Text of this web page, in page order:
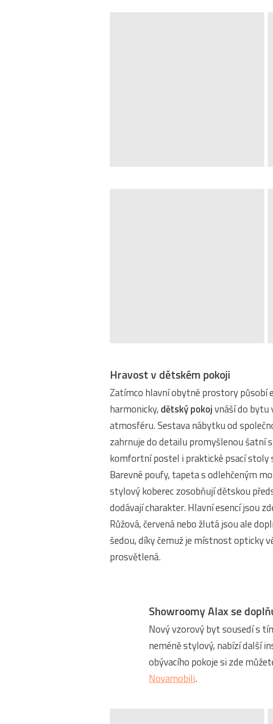
Hravost v dětském pokoji
Zatímco hlavní obytné prostory působí
harmonicky, dětský pokojvnáší do bytu
atmosféru. Sestava nábytku od
zahrnuje do detailu promyšlenou šatní
komfortní postel i praktické psací stoly
Barevné poufy, tapeta s odlehčeným
stylový koberec zosobňují dětskou
dodávají charakter. Hlavní esencí jsou
Růžová, červená nebo žlutá jsou ale
šedou, díky čemuž je místnost opticky
prosvětlená.
Showroomy Alax se
Nový vzorový byt sousedí s
neméně stylový, nabízí další
obývacího pokoje si zde
Novamobili.